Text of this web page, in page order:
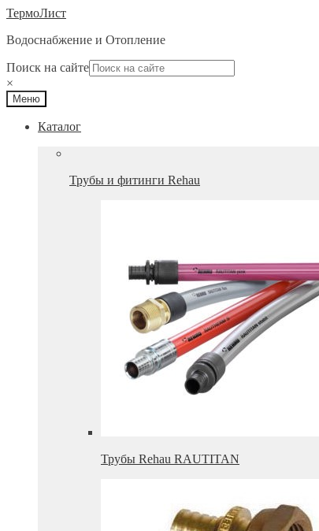
Перейти
навигации
Перейти
содержимому
ТермоЛист
Водоснабжение и Отопление
Поиск на сайте
×
Меню
Каталог
Трубы и фитинги Rehau
Трубы Rehau RAUTITAN